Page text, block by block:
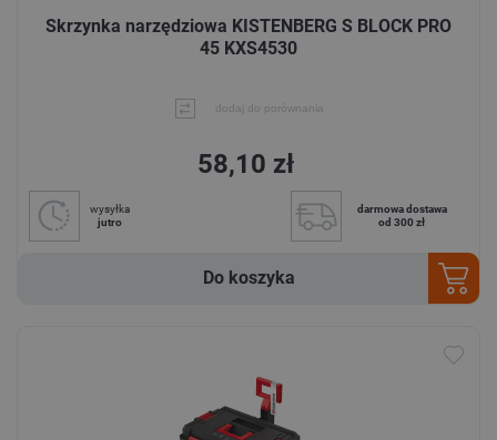
Skrzynka narzędziowa KISTENBERG S BLOCK PRO
45 KXS4530
dodaj do porównania
58,10 zł
wysyłka
jutro
darmowa dostawa
od 300 zł
Do koszyka